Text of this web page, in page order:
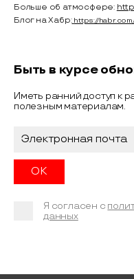
Больше об атмосфере:
Блог на Хабр: https://
Быть в курсе
Иметь ранний доступ к
полезным материалам.
Я согласен с
данных